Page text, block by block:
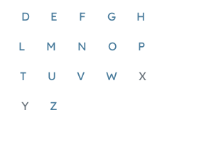
D E F G H
L M N O P
T U V W X
Y Z